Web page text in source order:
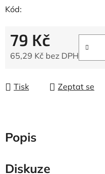
Kód:
79 Kč
65,29 Kč bez DPH
Tisk Zeptat se
Popis
Diskuze